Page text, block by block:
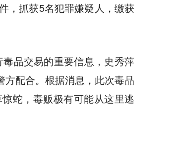
，抓获5名犯罪嫌疑人，缴获
品交易的重要信息，史秀萍
配合。根据消息，此次毒品
蛇，毒贩极有可能从这里逃